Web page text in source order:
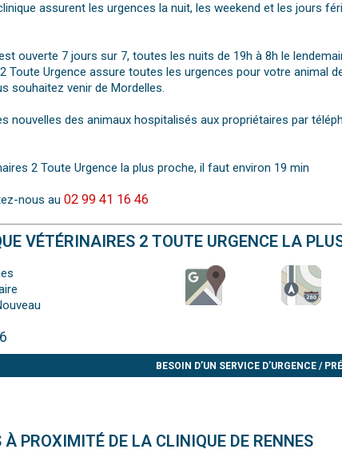
assurent les urgences la nuit, les weekend et les jours
ouverte 7 jours sur 7, toutes les nuits de 19h à 8h le
Toute Urgence assure toutes les urgences pour votre animal
souhaitez venir de Mordelles.
nouvelles des animaux hospitalisés aux propriétaires par
2 Toute Urgence la plus proche, il faut environ 19 min
nous au 02 99 41 16 46
VÉTÉRINAIRES 2 TOUTE URGENCE LA
BESOIN D’UN SERVICE D’URGENCE /
PROXIMITÉ DE LA CLINIQUE DE RENNES